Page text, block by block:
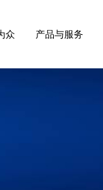
众 产品与服务